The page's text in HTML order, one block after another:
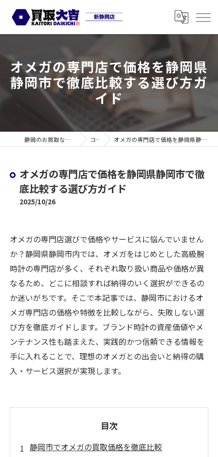
オメガの専門店で価格を静岡県
静岡市で徹底比較する選び方ガ
イド
静岡のお買取なら買取大吉 新静岡店 コラム オメガの専門店で価格を静岡県静岡市で徹底比較する選び方ガイド
オメガの専門店で価格を静岡県静岡市で徹
底比較する選び方ガイド
2025/10/26
オメガの専門店選びで価格やサービスに悩んでいません
か？静岡県静岡市内では、オメガをはじめとした高級腕
時計の専門店が多く、それぞれ取り扱い商品や価格が異
なるため、どこに相談すれば納得のいく選択ができるの
か迷いがちです。そこで本記事では、静岡市におけるオ
メガ専門店の価格や特徴を比較しながら、失敗しない選
び方を徹底ガイドします。ブランド時計の資産価値やメ
ンテナンス性も踏まえた、実践的かつ信頼できる情報を
手に入れることで、理想のオメガとの出会いと納得の購
入・サービス選択が実現します。
目次
静岡市でオメガの買取価格を徹底比較